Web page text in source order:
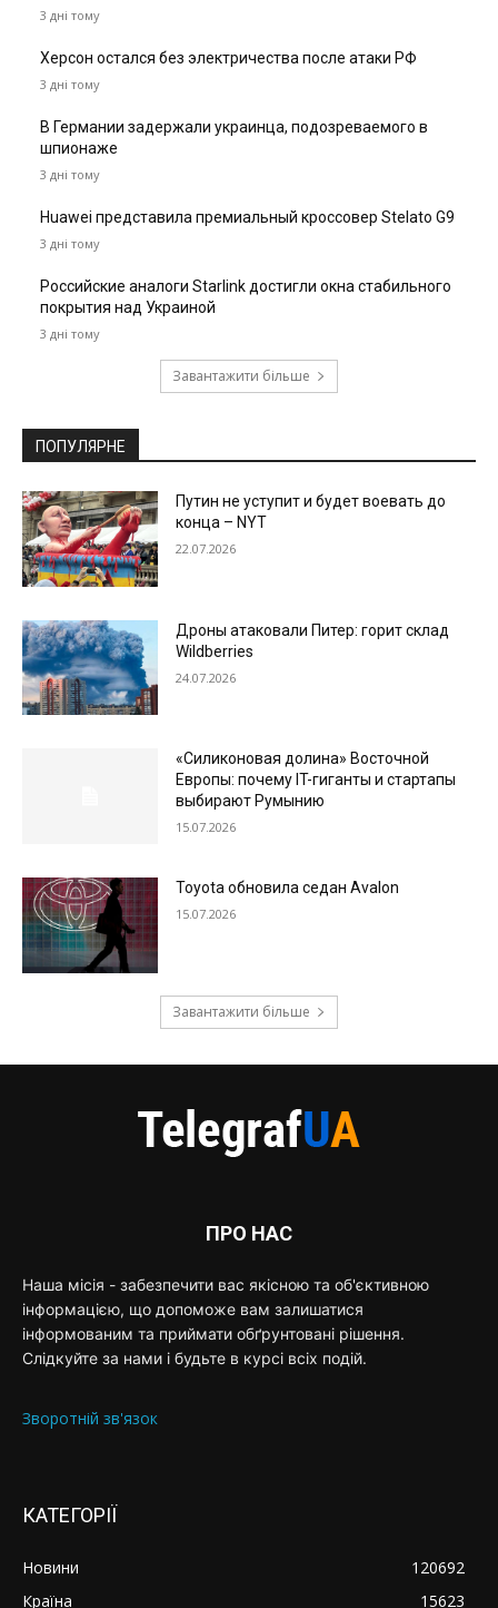
3 дні тому
Херсон остался без электричества после атаки РФ
3 дні тому
В Германии задержали украинца, подозреваемого в
шпионаже
3 дні тому
Huawei представила премиальный кроссовер Stelato G9
3 дні тому
Российские аналоги Starlink достигли окна стабильного
покрытия над Украиной
3 дні тому
Завантажити більше
ПОПУЛЯРНЕ
Путин не уступит и будет воевать до
конца – NYT
22.07.2026
Дроны атаковали Питер: горит склад
Wildberries
24.07.2026
«Силиконовая долина» Восточной
Европы: почему IT-гиганты и стартапы
выбирают Румынию
15.07.2026
Toyota обновила седан Avalon
15.07.2026
Завантажити більше
ПРО НАС
Наша місія - забезпечити вас якісною та об'єктивною
інформацією, що допоможе вам залишатися
інформованим та приймати обґрунтовані рішення.
Слідкуйте за нами і будьте в курсі всіх подій.
Зворотній зв'язок
КАТЕГОРІЇ
Новини
120692
Країна
15623